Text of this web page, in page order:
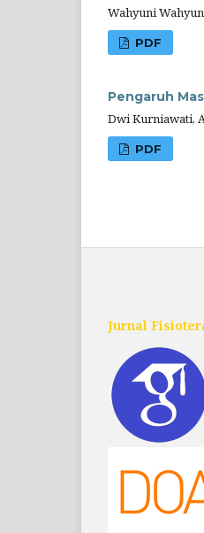
Wahyuni
PDF
Pengaruh
Dwi Kurniawati,
PDF
Jurnal